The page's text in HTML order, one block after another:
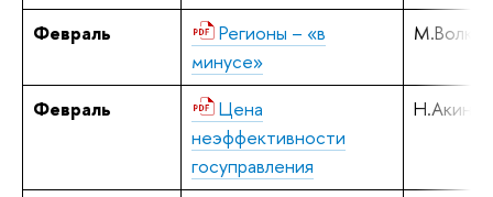
Февраль
Регионы – «в
минусе»
М.Волков
Февраль
Цена
неэффективности
госуправления